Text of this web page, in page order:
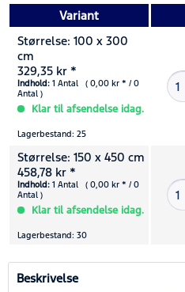
Variant
Størrelse: 100 x 300
cm
329,35 kr *
Indhold: 1 Antal ( 0,00 kr * / 0
Antal )
Klar til afsendelse idag.
Lagerbestand: 25
Størrelse: 150 x 450 cm
458,78 kr *
Indhold: 1 Antal ( 0,00 kr * / 0
Antal )
Klar til afsendelse idag.
Lagerbestand: 30
Beskrivelse